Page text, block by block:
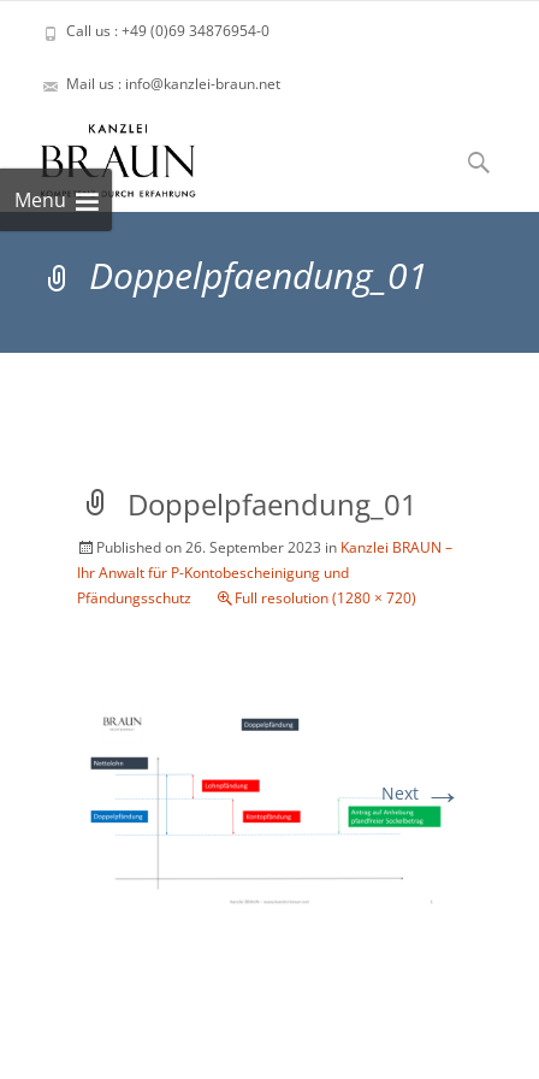
Call us : +49 (0)69 34876954-0
Mail us : info@kanzlei-braun.net
Menu
to
content
Suchen
nach:
Doppelpfaendung_01
Doppelpfaendung_01
Published on26. September 2023 in Kanzlei BRAUN –
Ihr Anwalt für P-Kontobescheinigung und
Pfändungsschutz
Full resolution (1280 × 720)
Next →